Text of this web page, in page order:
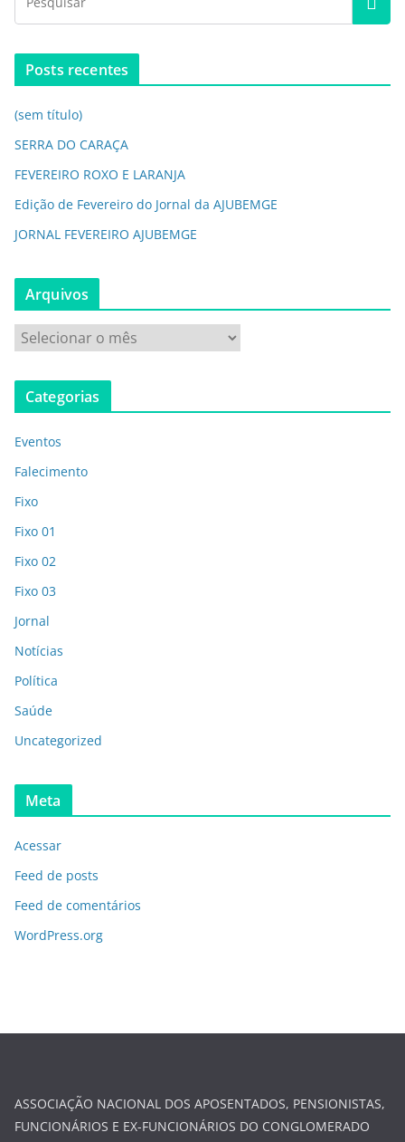
Posts recentes
(sem título)
SERRA DO CARAÇA
FEVEREIRO ROXO E LARANJA
Edição de Fevereiro do Jornal da AJUBEMGE
JORNAL FEVEREIRO AJUBEMGE
Arquivos
Categorias
Eventos
Falecimento
Fixo
Fixo 01
Fixo 02
Fixo 03
Jornal
Notícias
Política
Saúde
Uncategorized
Meta
Acessar
Feed de posts
Feed de comentários
WordPress.org
ASSOCIAÇÃO NACIONAL DOS APOSENTADOS, PENSIONISTAS,
FUNCIONÁRIOS E EX-FUNCIONÁRIOS DO CONGLOMERADO